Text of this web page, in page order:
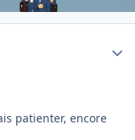
patienter, encore